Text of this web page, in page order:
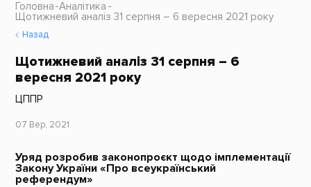
Головна Аналітика
Щотижневий аналіз 31 серпня – 6 вересня 2021 року
Назад
Щотижневий аналіз 31 серпня – 6
вересня 2021 року
ЦППР
07 Вер, 2021
Уряд розробив законопроєкт щодо імплементації
Закону України «Про всеукраїнський
референдум»